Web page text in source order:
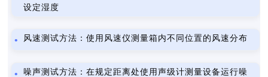
设定湿度
风速测试方法：使用风速仪测量箱内不同位置的风速分布
噪声测试方法：在规定距离处使用声级计测量设备运行噪